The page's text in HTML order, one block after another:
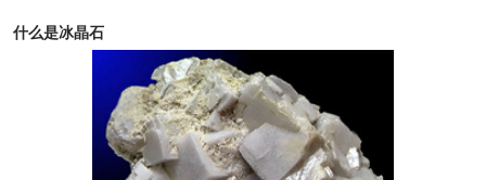
什么是冰晶石